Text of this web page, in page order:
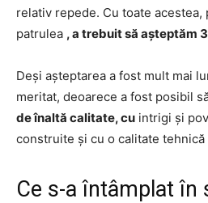
relativ repede. Cu toate acestea,
patrulea , a trebuit să așteptăm
Deși așteptarea a fost mult mai
meritat, deoarece a fost posibil
de înaltă calitate, cu intrigi și
construite și cu o calitate tehnică
Ce s-a întâmplat în